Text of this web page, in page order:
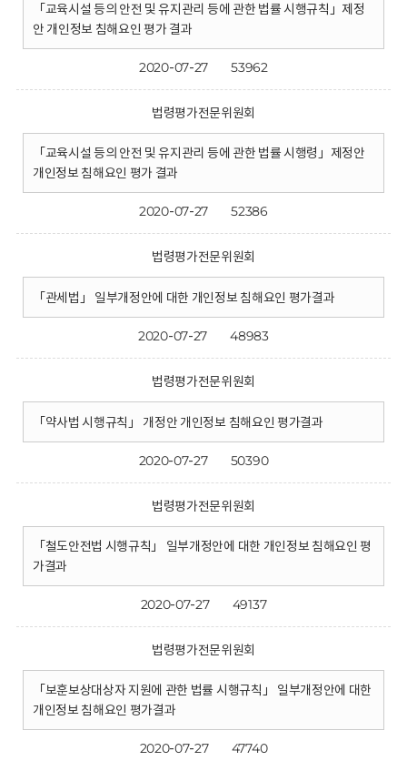
「교육시설 등의 안전 및 유지관리 등에 관한 법률 시행규칙」제정
안 개인정보 침해요인 평가 결과
2020-07-27 53962
법령평가전문위원회
「교육시설 등의 안전 및 유지관리 등에 관한 법률 시행령」제정안
개인정보 침해요인 평가 결과
2020-07-27 52386
법령평가전문위원회
「관세법」 일부개정안에 대한 개인정보 침해요인 평가결과
2020-07-27 48983
법령평가전문위원회
「약사법 시행규칙」 개정안 개인정보 침해요인 평가결과
2020-07-27 50390
법령평가전문위원회
「철도안전법 시행규칙」 일부개정안에 대한 개인정보 침해요인 평
가결과
2020-07-27 49137
법령평가전문위원회
「보훈보상대상자 지원에 관한 법률 시행규칙」 일부개정안에 대한
개인정보 침해요인 평가결과
2020-07-27 47740